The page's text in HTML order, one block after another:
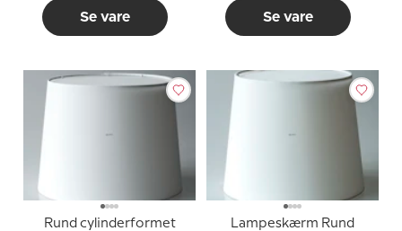
Se vare Se vare
Rund cylinderformet
Lampeskærm Rund